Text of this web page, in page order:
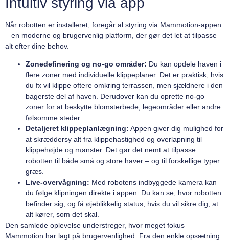
Når robotten er installeret, foregår al styring via Mammotion-appen
– en moderne og brugervenlig platform, der gør det let at tilpasse
alt efter dine behov.
Zonedefinering og no-go områder: Du kan opdele haven i
flere zoner med individuelle klippeplaner. Det er praktisk, hvis
du fx vil klippe oftere omkring terrassen, men sjældnere i den
bagerste del af haven. Derudover kan du oprette no-go
zoner for at beskytte blomsterbede, legeområder eller andre
følsomme steder.
Detaljeret klippeplanlægning: Appen giver dig mulighed for
at skræddersy alt fra klippehastighed og overlapning til
klippehøjde og mønster. Det gør det nemt at tilpasse
robotten til både små og store haver – og til forskellige typer
græs.
Live-overvågning: Med robotens indbyggede kamera kan
du følge klipningen direkte i appen. Du kan se, hvor robotten
befinder sig, og få øjeblikkelig status, hvis du vil sikre dig, at
alt kører, som det skal.
Den samlede oplevelse understreger, hvor meget fokus
Mammotion har lagt på brugervenlighed. Fra den enkle opsætning